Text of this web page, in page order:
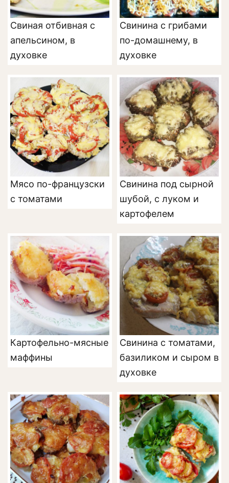
Свиная отбивная с
апельсином, в
духовке
Свинина с грибами
по-домашнему, в
духовке
Мясо по-французски
с томатами
Свинина под сырной
шубой, с луком и
картофелем
Картофельно-мясные
маффины
Свинина с томатами,
базиликом и сыром в
духовке